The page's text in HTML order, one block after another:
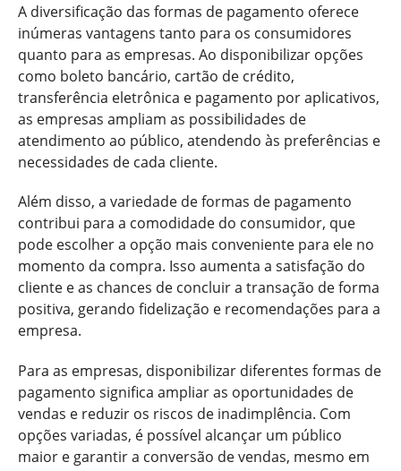
A diversificação das formas de pagamento oferece
inúmeras vantagens tanto para os consumidores
quanto para as empresas. Ao disponibilizar opções
como boleto bancário, cartão de crédito,
transferência eletrônica e pagamento por aplicativos,
as empresas ampliam as possibilidades de
atendimento ao público, atendendo às preferências e
necessidades de cada cliente.
Além disso, a variedade de formas de pagamento
contribui para a comodidade do consumidor, que
pode escolher a opção mais conveniente para ele no
momento da compra. Isso aumenta a satisfação do
cliente e as chances de concluir a transação de forma
positiva, gerando fidelização e recomendações para a
empresa.
Para as empresas, disponibilizar diferentes formas de
pagamento significa ampliar as oportunidades de
vendas e reduzir os riscos de inadimplência. Com
opções variadas, é possível alcançar um público
maior e garantir a conversão de vendas, mesmo em